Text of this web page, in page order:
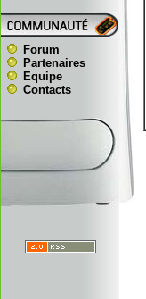
Forum
Partenaires
Equipe
Contacts